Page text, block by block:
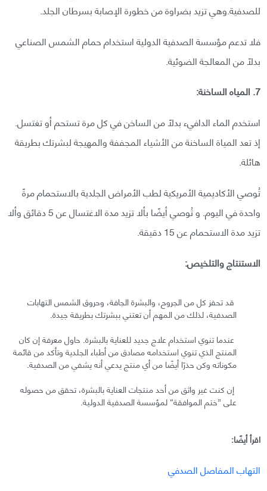
للصدفية.وهي تزيد بضراوة من خطورة الإصابة بسرطان الجلد.
فلا تدعم مؤسسة الصدفية الدولية استخدام حمام الشمس الصناعي
بدلًا من المعالجة الضوئية.
7. المياه الساخنة:
استخدم الماء الدافيء بدلًا من الساخن في كل مرة تستحم أو تغتسل.
إذ تعد المياة الساخنة من الأشياء المجففة والمهيجة لبشرتك بطريقة
هائلة.
تُوصي الأكاديمية الأمريكية لطب الأمراض الجلدية بالاستحمام مرةً
واحدة في اليوم. و تُوصي أيضًا بألا تزيد مدة الاغتسال عن 5 دقائق وألا
تزيد مدة الاستحمام عن 15 دقيقة.
الاستنتاج والتلخيص:
قد تحفز كل من الجروح، والبشرة الجافة، وحروق الشمس التهابات
الصدفية، لذلك من المهم أن تعتني ببشرتك بطريقة جيدة.
عندما تنوي استخدام علاج جديد للعناية بالبشرة. حاول معرفة إن كان
المنتج الذي تنوي استخدامه مصادق من أطباء الجلدية وتأكد من قائمة
مكوناته وكن حذرًا أيضًا من أي منتج يدعي أنه يشفي من الصدفية.
إن كنت غير واثق من أحد منتجات العناية بالبشرة، تحقق من حصوله
على ”ختم الموافقة“ لمؤسسة الصدفية الدولية.
اقرأ أيضًا:
التهاب المفاصل الصدفي